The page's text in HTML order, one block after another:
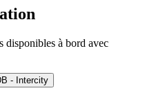
disponibles à bord avec
- Intercity